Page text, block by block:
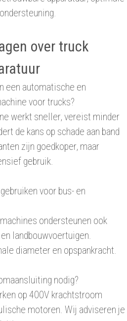
over truck
een automatische en
voor trucks?
werkt sneller, vereist minder
de kans op schade aan band
zijn goedkoper, maar
gebruik.
voor bus- en
ondersteunen ook
landbouwvoertuigen.
diameter en opspankracht.
nodig?
op 400V krachtstroom
motoren. Wij adviseren je